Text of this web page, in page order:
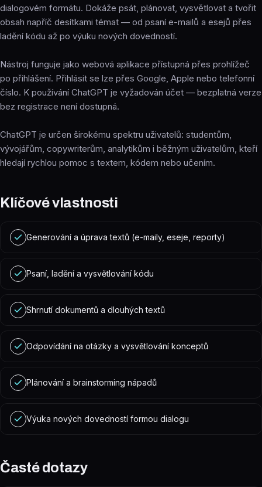
dialogovém formátu. Dokáže psát, plánovat, vysvětlovat a tvořit
obsah napříč desítkami témat — od psaní e-mailů a esejů přes
ladění kódu až po výuku nových dovedností.
Nástroj funguje jako webová aplikace přístupná přes prohlížeč
po přihlášení. Přihlásit se lze přes Google, Apple nebo telefonní
číslo. K používání ChatGPT je vyžadován účet — bezplatná verze
bez registrace není dostupná.
ChatGPT je určen širokému spektru uživatelů: studentům,
vývojářům, copywriterům, analytikům i běžným uživatelům, kteří
hledají rychlou pomoc s textem, kódem nebo učením.
Klíčové vlastnosti
Generování a úprava textů (e-maily, eseje, reporty)
Psaní, ladění a vysvětlování kódu
Shrnutí dokumentů a dlouhých textů
Odpovídání na otázky a vysvětlování konceptů
Plánování a brainstorming nápadů
Výuka nových dovedností formou dialogu
Časté dotazy